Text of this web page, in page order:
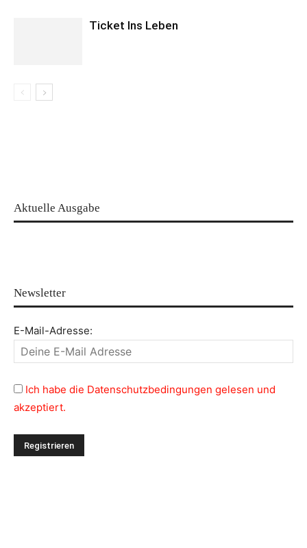
Ticket Ins Leben
Aktuelle Ausgabe
Newsletter
E-Mail-Adresse:
Ich habe die Datenschutzbedingungen gelesen und
akzeptiert.